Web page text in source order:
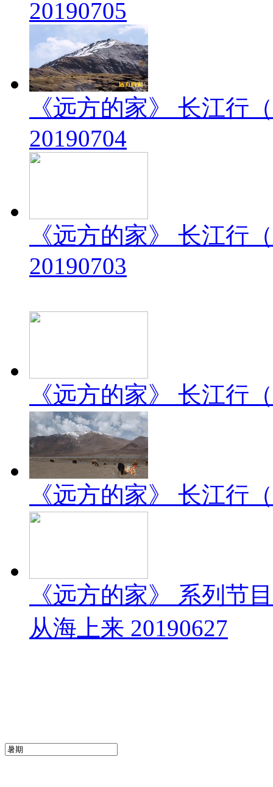
20190705
《远方的家》 长江行
20190704
《远方的家》 长江行
20190703
《远方的家》 长江行
《远方的家》 长江行
《远方的家》 系列
从海上来 20190627